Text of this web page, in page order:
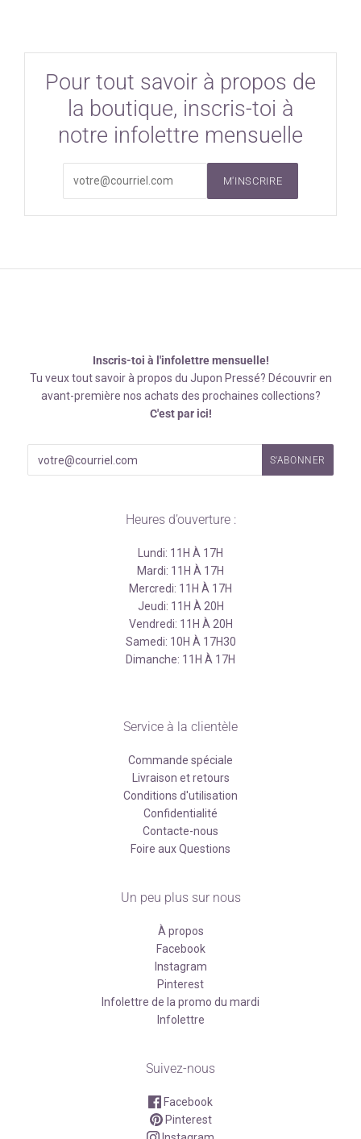
Pour tout savoir à propos de
la boutique, inscris-toi à
notre infolettre mensuelle
M'INSCRIRE
Inscris-toi à l'infolettre mensuelle!
Tu veux tout savoir à propos du Jupon Pressé? Découvrir en
avant-première nos achats des prochaines collections?
C'est par ici!
Heures d’ouverture :
Lundi: 11H À 17H
Mardi: 11H À 17H
Mercredi: 11H À 17H
Jeudi: 11H À 20H
Vendredi: 11H À 20H
Samedi: 10H À 17H30
Dimanche: 11H À 17H
Service à la clientèle
Commande spéciale
Livraison et retours
Conditions d'utilisation
Confidentialité
Contacte-nous
Foire aux Questions
Un peu plus sur nous
À propos
Facebook
Instagram
Pinterest
Infolettre de la promo du mardi
Infolettre
Suivez-nous
Facebook
Pinterest